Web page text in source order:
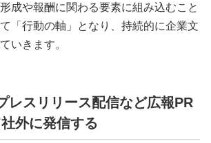
成や報酬に関わる要素に組み込むこと
「行動の軸」となり、持続的に企業文
いきます。
レスリリース配信など広報PR
外に発信する